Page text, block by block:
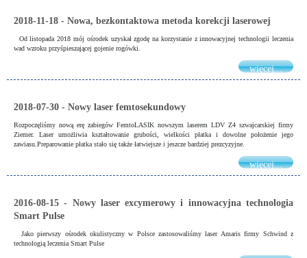
2018-11-18 - Nowa, bezkontaktowa metoda korekcji laserowej
Od listopada 2018 mój ośrodek uzyskał zgodę na korzystanie z innowacyjnej technologii leczenia
wad wzroku przyśpieszającej gojenie rogówki.
więcej...
2018-07-30 - Nowy laser femtosekundowy
Rozpoczęliśmy nową erę zabiegów FemtoLASIK nowszym laserem LDV Z4 szwajcarskiej firmy
Ziemer. Laser umożliwia kształtowanie grubości, wielkości płatka i dowolne położenie jego
zawiasu.Preparowanie płatka stało się także łatwiejsze i jeszcze bardziej prezcyzyjne.
więcej...
2016-08-15 - Nowy laser excymerowy i innowacyjna technologia
Smart Pulse
Jako pierwszy ośrodek okulistyczny w Polsce zastosowaliśmy laser Amaris firmy Schwind z
technologią leczenia Smart Pulse